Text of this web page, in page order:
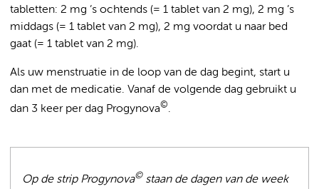
tabletten: 2 mg ’s ochtends (= 1 tablet van 2 mg), 2 mg ’s
middags (= 1 tablet van 2 mg), 2 mg voordat u naar bed
gaat (= 1 tablet van 2 mg).
Als uw menstruatie in de loop van de dag begint, start u
dan met de medicatie. Vanaf de volgende dag gebruikt u
dan 3 keer per dag Progynova©.
Op de strip Progynova© staan de dagen van de week